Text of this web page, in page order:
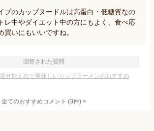
プのカップヌードルは高蛋白・低糖質なの
レ中やダイエット中の方にもよく、食べ応
買いにもいいですね。
回答された質問
分控えめで美味しいカップラーメンのおすすめ
全てのおすすめコメント (3件) >